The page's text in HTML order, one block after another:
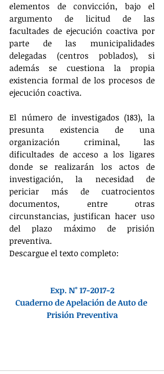
elementos de convicción, bajo el
argumento de licitud de las
facultades de ejecución coactiva por
parte de las municipalidades
delegadas (centros poblados), si
además se cuestiona la propia
existencia formal de los procesos de
ejecución coactiva.
El número de investigados (183), la
presunta existencia de una
organización criminal, las
dificultades de acceso a los ligares
donde se realizarán los actos de
investigación, la necesidad de
periciar más de cuatrocientos
documentos, entre otras
circunstancias, justifican hacer uso
del plazo máximo de prisión
preventiva.
Descargue el texto completo:
Exp. N° 17-2017-2
Cuaderno de Apelación de Auto de
Prisión Preventiva